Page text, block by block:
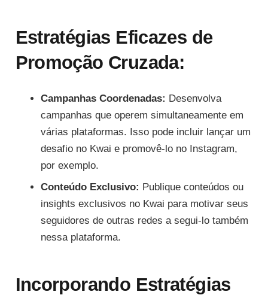
Estratégias Eficazes de
Promoção Cruzada:
Campanhas Coordenadas: Desenvolva
campanhas que operem simultaneamente em
várias plataformas. Isso pode incluir lançar um
desafio no Kwai e promovê-lo no Instagram,
por exemplo.
Conteúdo Exclusivo: Publique conteúdos ou
insights exclusivos no Kwai para motivar seus
seguidores de outras redes a segui-lo também
nessa plataforma.
Incorporando Estratégias